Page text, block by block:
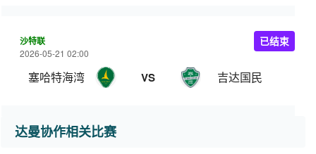
沙特联
2026-05-21 02:00
塞哈特海湾 VS 吉达国民
已结束
达曼协作相关比赛